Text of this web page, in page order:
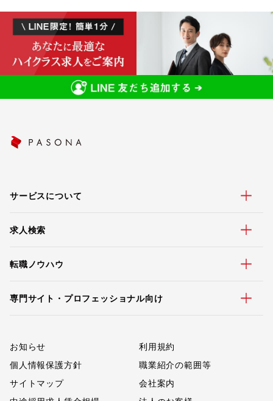
サービスについて
求人検索
転職ノウハウ
専門サイト・プロフェッショナル向け
お知らせ
利用規約
個人情報保護方針
職業紹介の範囲等
サイトマップ
会社案内